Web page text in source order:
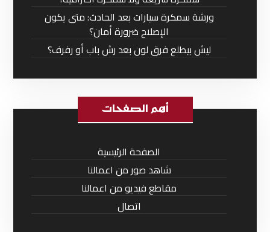
ورشة سمكرة سيارات بعد الحادث: متى يكون
الإصلاح ضرورة أمان؟
ليش بيطلع فرق لون بعد رش باب أو رفرف؟
أهم الصفحات
الصفحة الرئيسية
شاهد صور من اعمالنا
مقاطع فيديو من اعمالنا
اتصال